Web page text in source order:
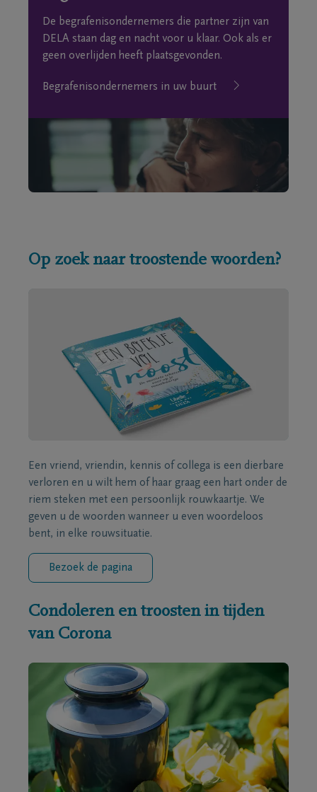
De begrafenisondernemers die partner zijn van
DELA staan dag en nacht voor u klaar. Ook als er
geen overlijden heeft plaatsgevonden.
Begrafenisondernemers in uw buurt
Op zoek naar troostende woorden?
Een vriend, vriendin, kennis of collega is een dierbare
verloren en u wilt hem of haar graag een hart onder de
riem steken met een persoonlijk rouwkaartje. We
geven u de woorden wanneer u even woordeloos
bent, in elke rouwsituatie.
Bezoek de pagina
Condoleren en troosten in tijden
van Corona